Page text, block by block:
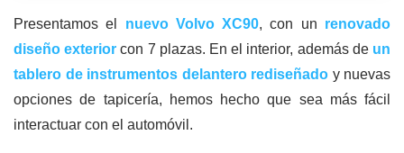
Presentamos el nuevo Volvo XC90, con un renovado
diseño exterior con 7 plazas. En el interior, además de un
tablero de instrumentos delantero rediseñado y nuevas
opciones de tapicería, hemos hecho que sea más fácil
interactuar con el automóvil.